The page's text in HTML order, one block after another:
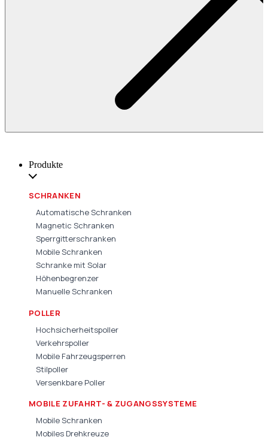
Produkte
SCHRANKEN
Automatische Schranken
Magnetic Schranken
Sperrgitterschranken
Mobile Schranken
Schranke mit Solar
Höhenbegrenzer
Manuelle Schranken
POLLER
Hochsicherheitspoller
Verkehrspoller
Mobile Fahrzeugsperren
Stilpoller
Versenkbare Poller
MOBILE ZUFAHRT- & ZUGANGSSYSTEME
Mobile Schranken
Mobiles Drehkreuze